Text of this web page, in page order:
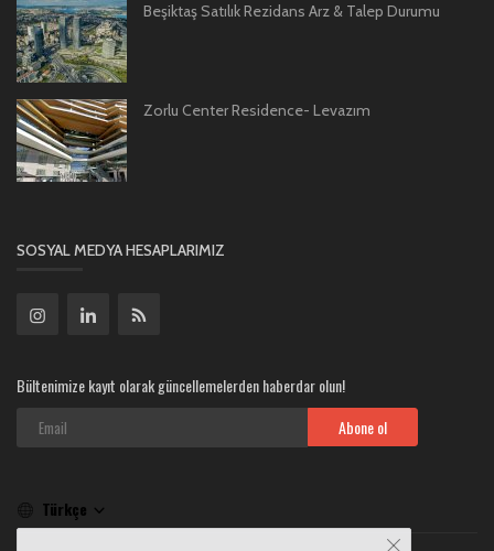
Beşiktaş Satılık Rezidans Arz & Talep Durumu
Zorlu Center Residence- Levazım
SOSYAL MEDYA HESAPLARIMIZ
Bültenimize kayıt olarak güncellemelerden haberdar olun!
Abone ol
Türkçe